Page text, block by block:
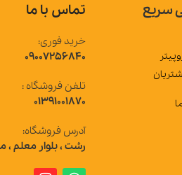
تماس با ما
09007256840
تلفن فروشگاه :
آدرس فروشگاه:
رشت ، بلوار معلم ، میدان سرگل